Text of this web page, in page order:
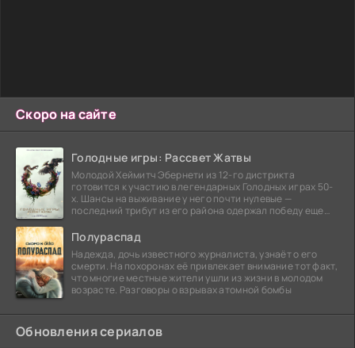
Скоро на сайте
Голодные игры: Рассвет Жатвы
Молодой Хеймитч Эбернети из 12-го дистрикта
готовится к участию в легендарных Голодных играх 50-
х. Шансы на выживание у него почти нулевые —
последний трибут из его района одержал победу еще
Полураспад
Надежда, дочь известного журналиста, узнаёт о его
смерти. На похоронах её привлекает внимание тот факт,
что многие местные жители ушли из жизни в молодом
возрасте. Разговоры о взрывах атомной бомбы
Обновления сериалов